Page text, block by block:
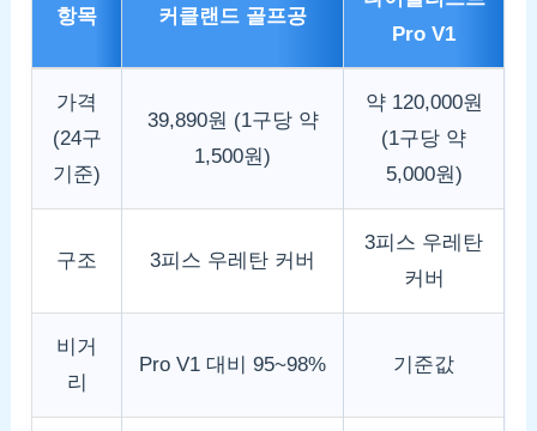
항목 커클랜드 골프공
Pro V1
가격
(24구
기준)
39,890원 (1구당 약
1,500원)
약 120,000원
(1구당 약
5,000원)
구조 3피스 우레탄 커버
3피스 우레탄
커버
비거
리
Pro V1 대비 95~98% 기준값